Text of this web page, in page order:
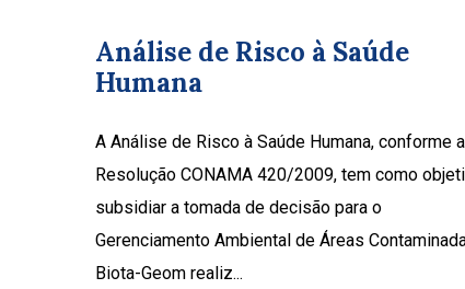
Análise de Risco à Saúde
Humana
A Análise de Risco à Saúde Humana, conforme a
Resolução CONAMA 420/2009, tem como
subsidiar a tomada de decisão para o
Gerenciamento Ambiental de Áreas
Biota-Geom realiz...